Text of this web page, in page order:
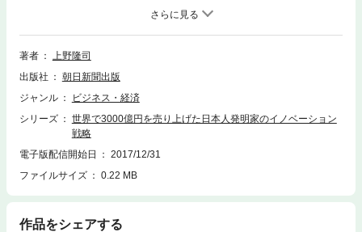
場まで達成した日本人発明家が語るビジネス論。発明を可能にする発想法
から、発明をビジネスに結び付ける手法までを解説。
著者
上野隆司
出版社
朝日新聞出版
ジャンル
ビジネス・経済
シリーズ
世界で3000億円を売り上げた日本人発明家のイノベーション
戦略
電子版配信開始日
2017/12/31
ファイルサイズ
0.22 MB
作品をシェアする